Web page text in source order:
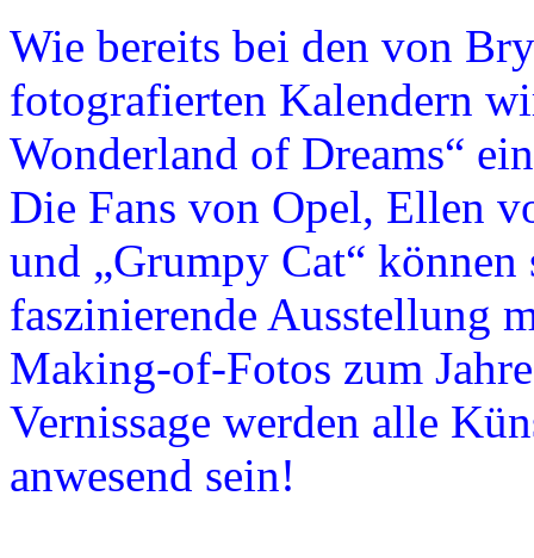
Wie bereits bei den von
fotografierten Kalendern
Wonderland of Dreams“
Die Fans von Opel, Ellen
und „Grumpy Cat“
faszinierende Ausstellung
Making-of-Fotos zum
Vernissage werden alle
anwesend sein!